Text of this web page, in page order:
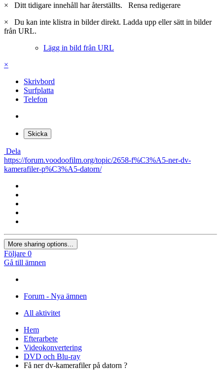
×
Ditt tidigare innehåll har återställts. Rensa redigerare
×
Du kan inte klistra in bilder direkt. Ladda upp eller sätt in bilder
från URL.
Lägg in bild från URL
×
Skrivbord
Surfplatta
Telefon
Skicka
Dela
https://forum.voodoofilm.org/topic/2658-f%C3%A5-ner-dv-
kamerafiler-p%C3%A5-datorn/
More sharing options...
Följare 0
Gå till ämnen
Forum - Nya ämnen
All aktivitet
Hem
Efterarbete
Videokonvertering
DVD och Blu-ray
Få ner dv-kamerafiler på datorn ?